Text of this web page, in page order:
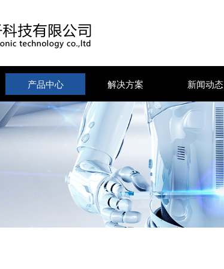
产品中心 解决方案 新闻动态